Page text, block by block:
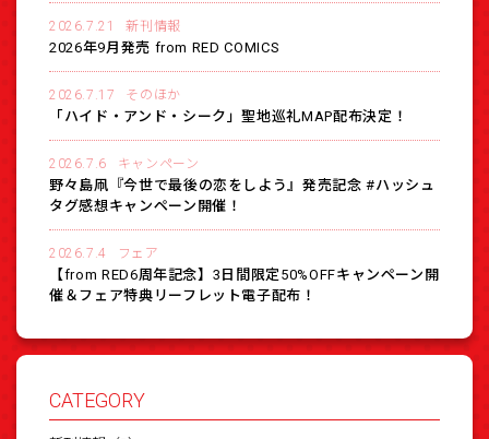
2026.7.21 新刊情報
2026年9月発売 from RED COMICS
2026.7.17 そのほか
「ハイド・アンド・シーク」聖地巡礼MAP配布決定！
2026.7.6 キャンペーン
野々島凧『今世で最後の恋をしよう』発売記念 #ハッシュ
タグ感想キャンペーン開催！
2026.7.4 フェア
【from RED6周年記念】3日間限定50%OFFキャンペーン開
催＆フェア特典リーフレット電子配布！
CATEGORY